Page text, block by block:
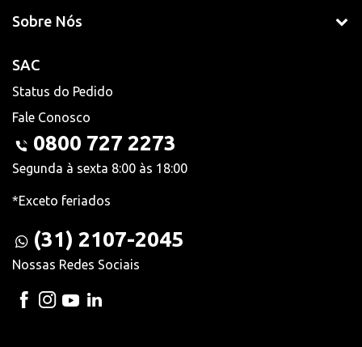
Sobre Nós
SAC
Status do Pedido
Fale Conosco
0800 727 2273
Segunda à sexta 8:00 às 18:00
*Exceto feriados
(31) 2107-2045
Nossas Redes Sociais